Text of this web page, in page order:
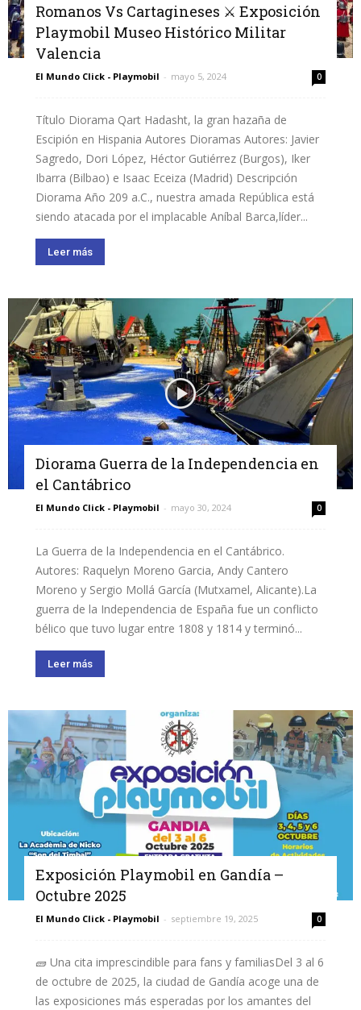
Romanos Vs Cartagineses ⚔️ Exposición
Playmobil Museo Histórico Militar
Valencia
El Mundo Click - Playmobil - mayo 5, 2024 0
Título Diorama Qart Hadasht, la gran hazaña de
Escipión en Hispania Autores Dioramas Autores: Javier
Sagredo, Dori López, Héctor Gutiérrez (Burgos), Iker
Ibarra (Bilbao) e Isaac Eceiza (Madrid) Descripción
Diorama Año 209 a.C., nuestra amada República está
siendo atacada por el implacable Aníbal Barca,líder...
Leer más
Diorama Guerra de la Independencia en
el Cantábrico
El Mundo Click - Playmobil - mayo 30, 2024 0
La Guerra de la Independencia en el Cantábrico.
Autores: Raquelyn Moreno Garcia, Andy Cantero
Moreno y Sergio Mollá García (Mutxamel, Alicante).La
guerra de la Independencia de España fue un conflicto
bélico que tuvo lugar entre 1808 y 1814 y terminó...
Leer más
Exposición Playmobil en Gandía –
Octubre 2025
El Mundo Click - Playmobil - septiembre 19, 2025 0
🧱 Una cita imprescindible para fans y familiasDel 3 al 6
de octubre de 2025, la ciudad de Gandía acoge una de
las exposiciones más esperadas por los amantes del